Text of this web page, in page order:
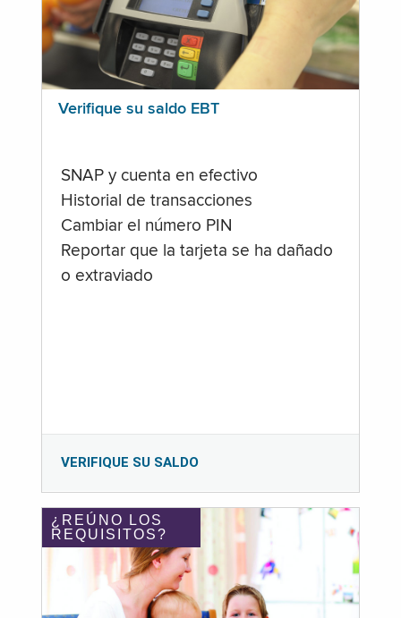
Verifique su saldo EBT
SNAP y cuenta en efectivo
Historial de transacciones
Cambiar el número PIN
Reportar que la tarjeta se ha dañado
o extraviado
VERIFIQUE SU SALDO
¿REÚNO LOS
REQUISITOS?